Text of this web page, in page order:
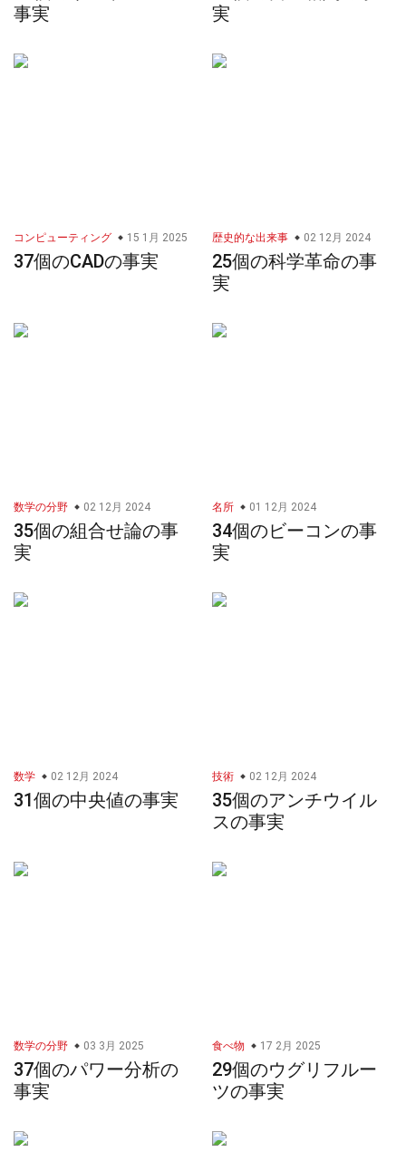
事実
実
コンピューティング 15 1月 2025
37個のCADの事実
歴史的な出来事 02 12月 2024
25個の科学革命の事
実
数学の分野 02 12月 2024
35個の組合せ論の事
実
名所 01 12月 2024
34個のビーコンの事
実
数学 02 12月 2024
31個の中央値の事実
技術 02 12月 2024
35個のアンチウイル
スの事実
数学の分野 03 3月 2025
37個のパワー分析の
事実
食べ物 17 2月 2025
29個のウグリフルー
ツの事実